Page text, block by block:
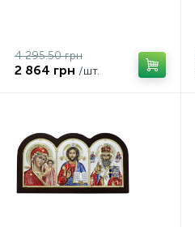
4 295.50 грн
2 864 грн /шт.